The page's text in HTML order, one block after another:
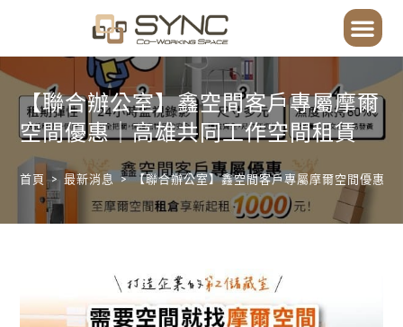
【聯合辦公室】鑫空間客戶專屬摩爾
空間優惠｜高雄共同工作空間租賃
首頁 > 最新消息 > 【聯合辦公室】鑫空間客戶專屬摩爾空間優惠